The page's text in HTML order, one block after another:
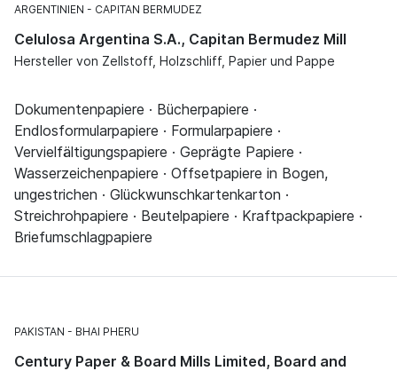
ARGENTINIEN CAPITAN BERMUDEZ
Celulosa Argentina S.A., Capitan Bermudez Mill
Hersteller von Zellstoff, Holzschliff, Papier und Pappe
Dokumentenpapiere · Bücherpapiere ·
Endlosformularpapiere · Formularpapiere ·
Vervielfältigungspapiere · Geprägte Papiere ·
Wasserzeichenpapiere · Offsetpapiere in Bogen,
ungestrichen · Glückwunschkartenkarton ·
Streichrohpapiere · Beutelpapiere · Kraftpackpapiere ·
Briefumschlagpapiere
PAKISTAN BHAI PHERU
Century Paper & Board Mills Limited, Board and